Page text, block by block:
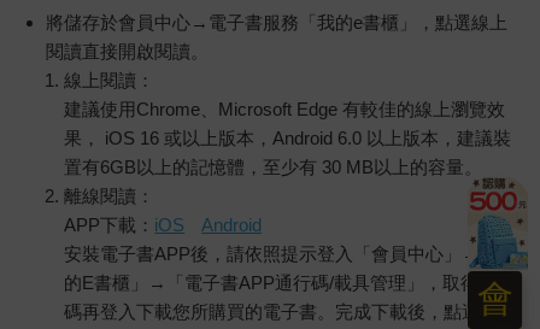
將儲存於會員中心→電子書服務「我的e書櫃」，點選線上
閱讀直接開啟閱讀。
線上閱讀：
建議使用Chrome、Microsoft Edge 有較佳的線上瀏覽效
果， iOS 16 或以上版本，Android 6.0 以上版本，建議裝
置有6GB以上的記憶體，至少有 30 MB以上的容量。
離線閱讀：
APP下載： iOS
Android
安裝電子書APP後，請依照提示登入「會員中心」→「我
的E書櫃」→「電子書APP通行碼/載具管理」，取得通行
碼再登入下載您所購買的電子書。完成下載後，點選任一
會